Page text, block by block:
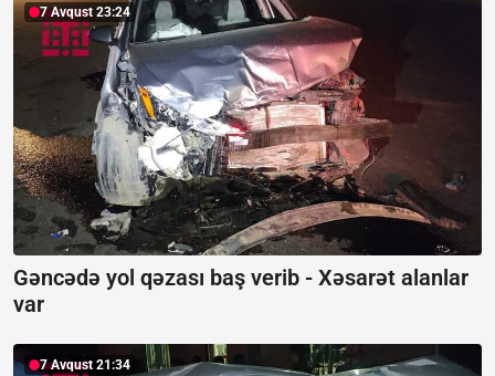
7 Avqust 23:24
Gəncədə yol qəzası baş verib - Xəsarət alanlar
var
7 Avqust 21:34